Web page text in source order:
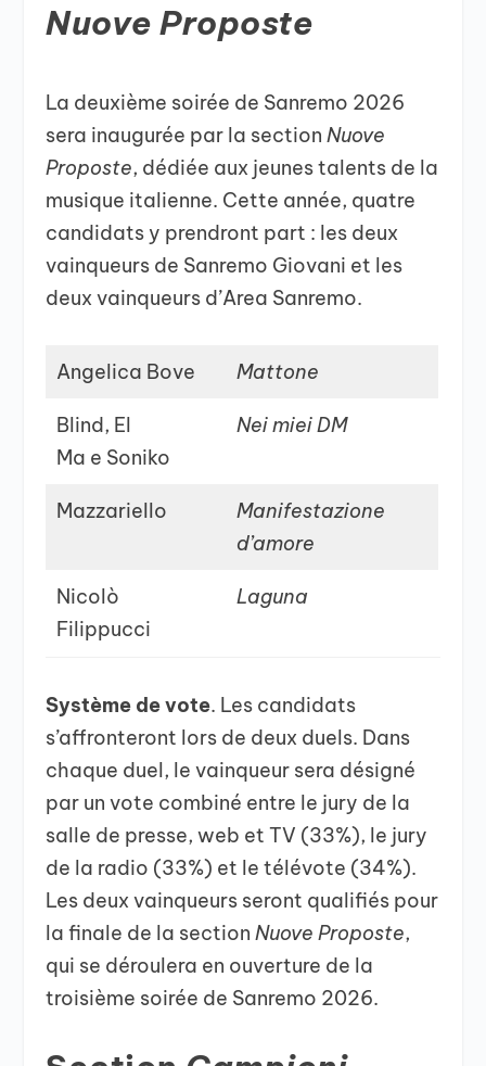
Nuove Proposte
La deuxième soirée de Sanremo 2026
sera inaugurée par la sectionNuove
Proposte, dédiée aux jeunes talents de la
musique italienne. Cette année, quatre
candidats y prendront part : les deux
vainqueurs de Sanremo Giovani et les
deux vainqueurs d’Area Sanremo.
Angelica Bove Mattone
Blind, El
Ma e Soniko
Nei miei DM
Mazzariello
Manifestazione
d’amore
Nicolò
Filippucci
Laguna
Système de vote. Les candidats
s’affronteront lors de deux duels. Dans
chaque duel, le vainqueur sera désigné
par un vote combiné entre le jury de la
salle de presse, web et TV (33%), le jury
de la radio (33%) et le télévote (34%).
Les deux vainqueurs seront qualifiés pour
la finale de la sectionNuove Proposte,
qui se déroulera en ouverture de la
troisième soirée de Sanremo 2026.